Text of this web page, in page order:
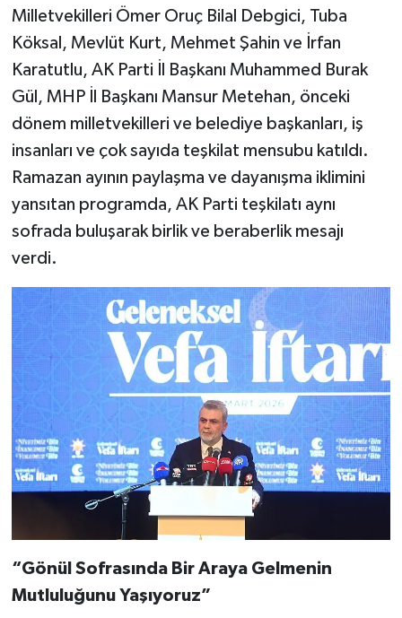
Milletvekilleri Ömer Oruç Bilal Debgici, Tuba
Köksal, Mevlüt Kurt, Mehmet Şahin ve İrfan
Karatutlu, AK Parti İl Başkanı Muhammed Burak
Gül, MHP İl Başkanı Mansur Metehan, önceki
dönem milletvekilleri ve belediye başkanları, iş
insanları ve çok sayıda teşkilat mensubu katıldı.
Ramazan ayının paylaşma ve dayanışma iklimini
yansıtan programda, AK Parti teşkilatı aynı
sofrada buluşarak birlik ve beraberlik mesajı
verdi.
“Gönül Sofrasında Bir Araya Gelmenin
Mutluluğunu Yaşıyoruz”